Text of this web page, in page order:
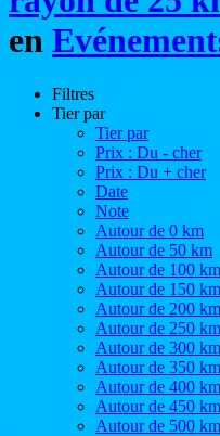
en
Filtres
Tier par
Tier par
Prix : Du - cher
Prix : Du + cher
Date
Note
Autour de 0 km
Autour de 50 km
Autour de 100 km
Autour de 150 km
Autour de 200 km
Autour de 250 km
Autour de 300 km
Autour de 350 km
Autour de 400 km
Autour de 450 km
Autour de 500 km